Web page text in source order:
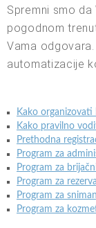
Spremni smo
pogodnom
Vama
automatizacije
Kako
Kako pravilno
Prethodna
Program za
Program za
Program za
Program za
Program za